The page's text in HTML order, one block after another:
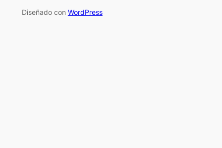
Diseñado con WordPress